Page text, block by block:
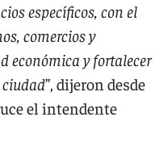
específicos, con el
comercios y
económica y fortalecer
”, dijeron desde
el intendente